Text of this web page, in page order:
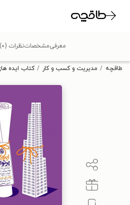
تخفیف از طاقچه
طاقچه مدیریت و کسب و کار کتاب ایده‌
معرفیمشخصاتنظرات (۰)